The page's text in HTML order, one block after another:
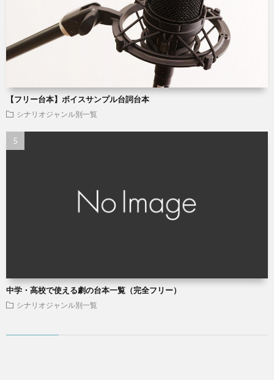
【フリー台本】ボイスサンプル台詞台本
シナリオジャンル別一覧
中学・高校で使える劇の台本一覧（完全フリー）
シナリオジャンル別一覧